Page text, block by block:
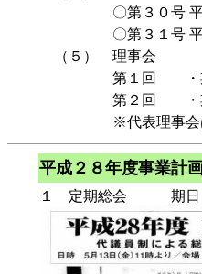
〇第３０号 平成
〇第３１号 平成
（５） 理事会
第１回 ・期 日
第２回 ・期
※代表理事会は１
平成２８年度事業計
１ 定期総会 期日